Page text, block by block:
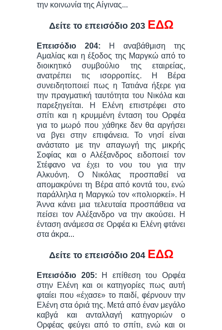
την κοινωνία της Αίγινας...
Δείτε το επεισόδιο 203 ΕΔΩ
Επεισόδιο 204:
Η αναβάθμιση της
Αμαλίας και η έξοδος της Μαργκώ από το
διοικητικό συμβούλιο της εταιρείας,
ανατρέπει τις ισορροπίες. Η Βέρα
συνειδητοποιεί πως η Τατιάνα ήξερε για
την πραγματική ταυτότητα του Νικόλα και
παρεξηγείται. Η Ελένη επιστρέφει στο
σπίτι και η κρυμμένη ένταση του Ορφέα
για το μωρό που χάθηκε δεν θα αργήσει
να βγει στην επιφάνεια. Το νησί είναι
ανάστατο με την απαγωγή της μικρής
Σοφίας και ο Αλέξανδρος ειδοποιεί τον
Στέφανο να έχει το νου του για την
Αλκυόνη. Ο Νικόλας προσπαθεί να
απομακρύνει τη Βέρα από κοντά του, ενώ
παράλληλα η Μαργκώ τον «πολιορκεί». Η
Άννα κάνει μια τελευταία προσπάθεια να
πείσει τον Αλέξανδρο να την ακούσει. Η
ένταση ανάμεσα σε Ορφέα κι Ελένη φτάνει
στα άκρα...
Δείτε το επεισόδιο 204 ΕΔΩ
Επεισόδιο 205:
Η επίθεση του Ορφέα
στην Ελένη και οι κατηγορίες πως αυτή
φταίει που «έχασε» το παιδί, φέρνουν την
Ελένη στα όριά της. Μετά από έναν μεγάλο
καβγά και ανταλλαγή κατηγοριών ο
Ορφέας φεύγει από το σπίτι, ενώ και οι